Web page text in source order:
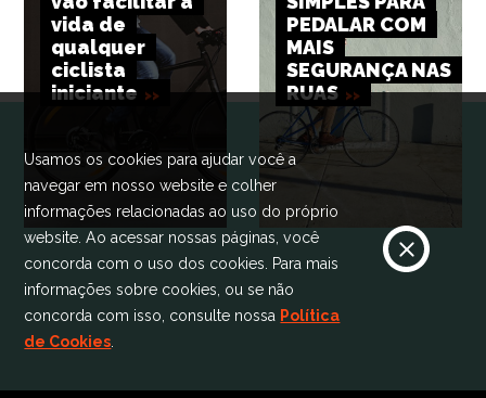
vida de
qualquer
ciclista
iniciante
PEDALAR COM
MAIS
SEGURANÇA NAS
RUAS
Usamos os cookies para ajudar você a
navegar em nosso website e colher
informações relacionadas ao uso do próprio
website. Ao acessar nossas páginas, você
concorda com o uso dos cookies. Para mais
informações sobre cookies, ou se não
concorda com isso, consulte nossa Política
de Cookies